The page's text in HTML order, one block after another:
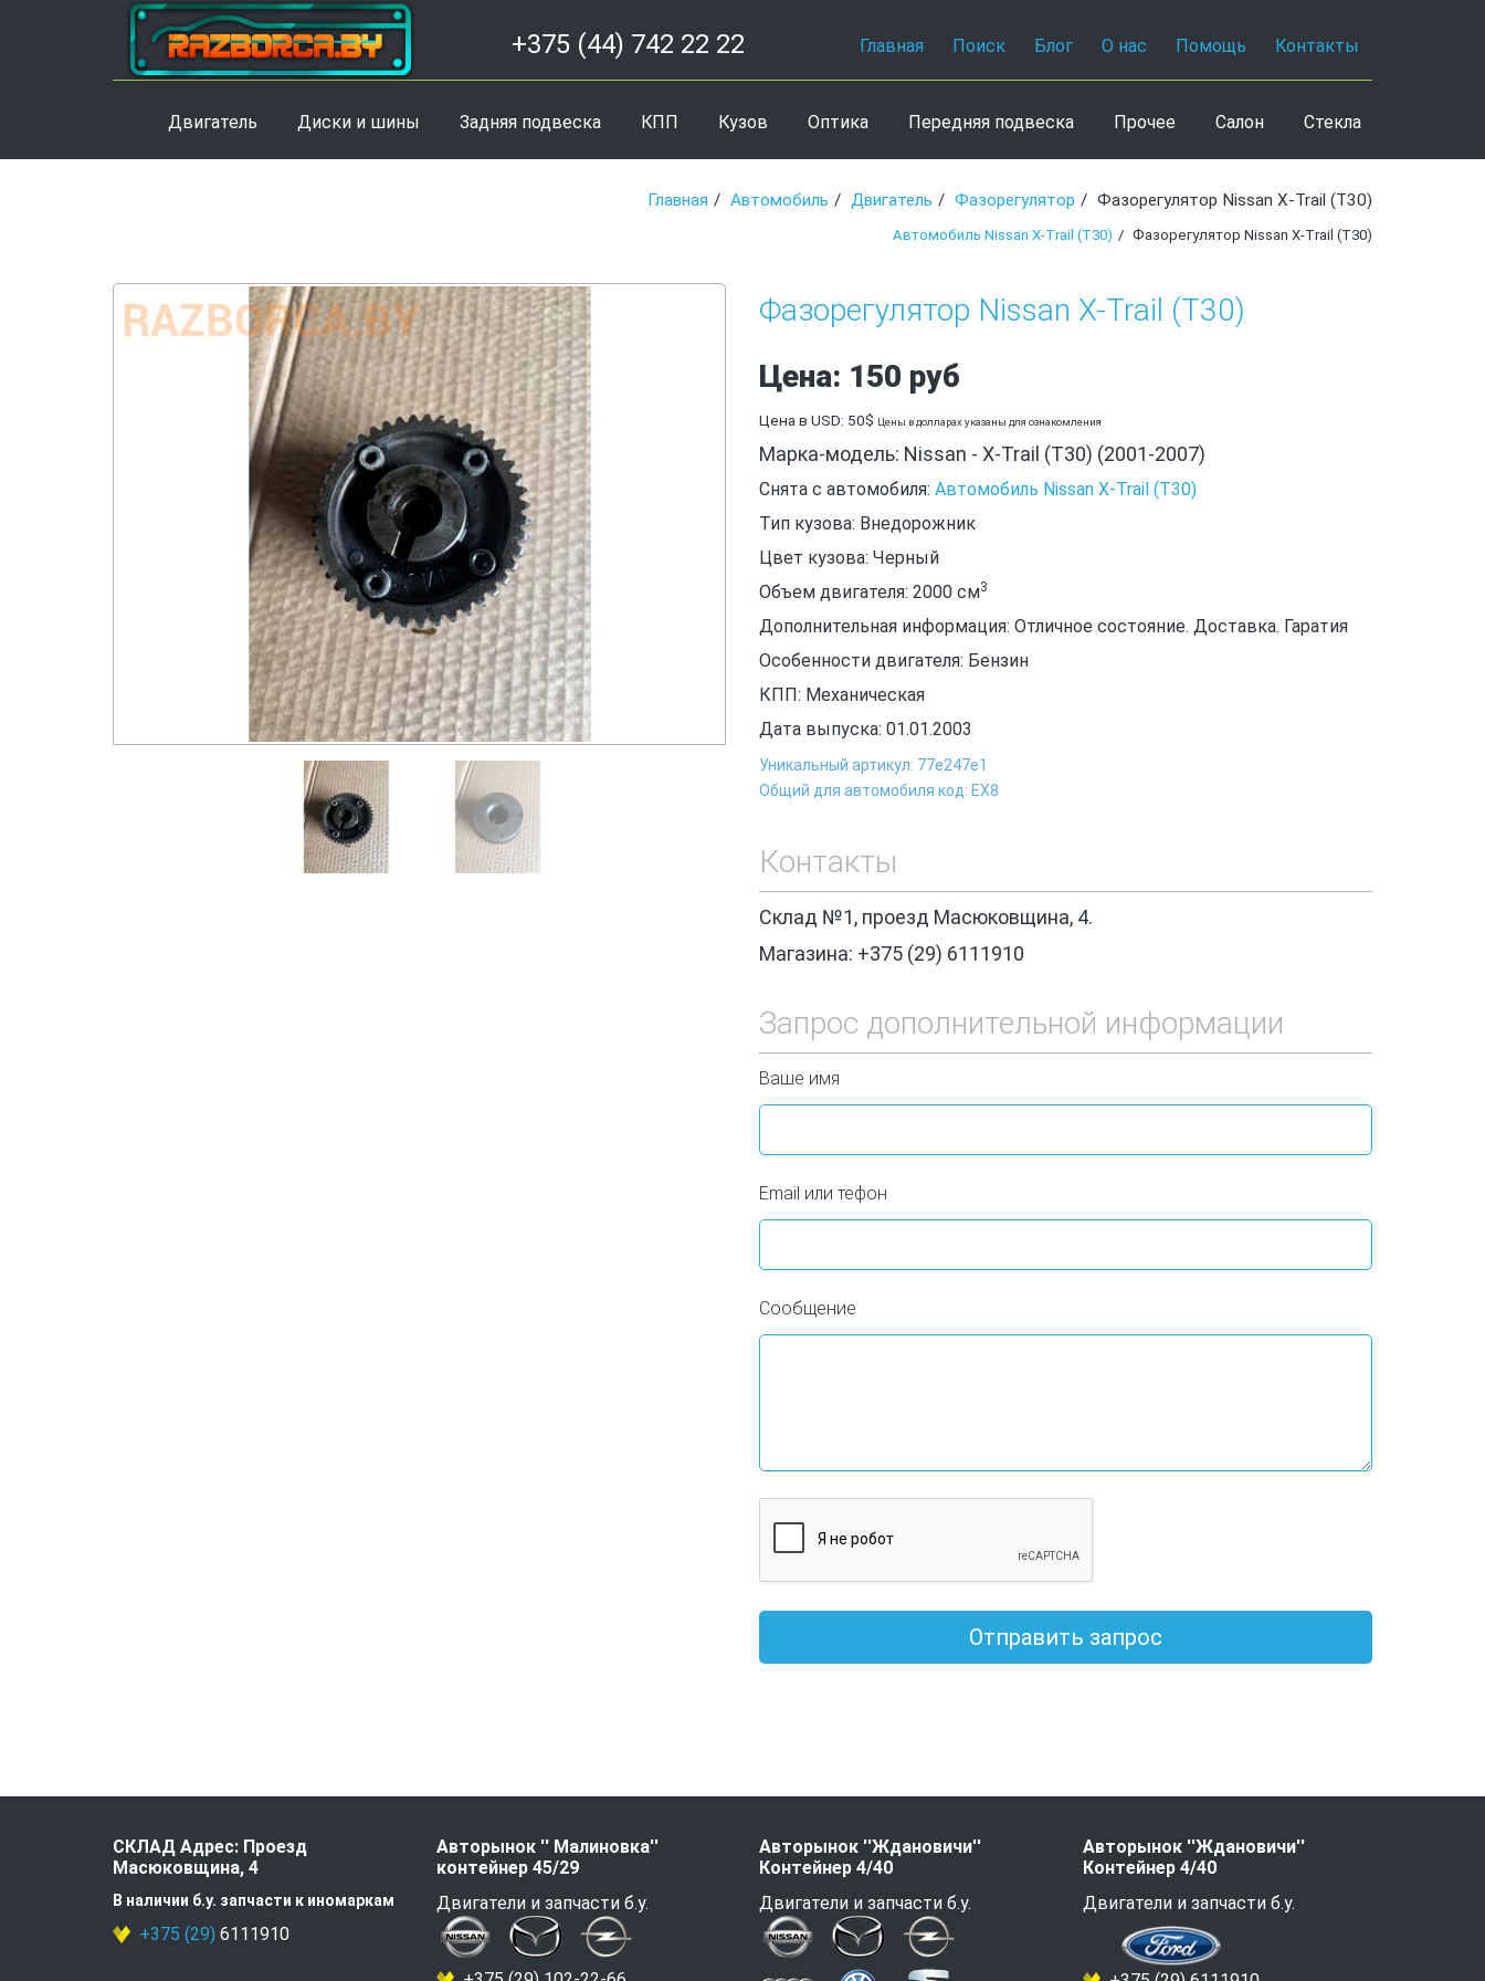
+375 (44) 742 22 22 Главная Поиск Блог О нас Помощь Контакты
Двигатель Диски и шины Задняя подвеска КПП Кузов Оптика Передняя подвеска Прочее Салон Стекла
Главная Автомобиль Двигатель Фазорегулятор Фазорегулятор Nissan X-Trail (T30)
Автомобиль Nissan X-Trail (T30) Фазорегулятор Nissan X-Trail (T30)
Фазорегулятор Nissan X-Trail (T30)
Цена: 150 руб
Цена в USD: 50$ Цены в долларах указаны для ознакомления
Марка-модель: Nissan - X-Trail (T30) (2001-2007)
Снята с автомобиля: Автомобиль Nissan X-Trail (T30)
Тип кузова: Внедорожник
Цвет кузова: Черный
Объем двигателя: 2000 см3
Дополнительная информация: Отличное состояние. Доставка. Гаратия
Особенности двигателя: Бензин
КПП: Механическая
Дата выпуска: 01.01.2003
Уникальный артикул: 77e247e1
Общий для автомобиля код: ЕХ8
Контакты
Склад №1, проезд Масюковщина, 4.
Магазина: +375 (29) 6111910
Запрос дополнительной информации
Ваше имя
Email или тефон
Сообщение
Отправить запрос
СКЛАД Адрес: Проезд
Масюковщина, 4
В наличии б.у. запчасти к иномаркам
+375 (29) 6111910
Авторынок '' Малиновка''
контейнер 45/29
Двигатели и запчасти б.у.
Авторынок ''Ждановичи''
Контейнер 4/40
Двигатели и запчасти б.у.
Авторынок ''Ждановичи''
Контейнер 4/40
Двигатели и запчасти б.у.